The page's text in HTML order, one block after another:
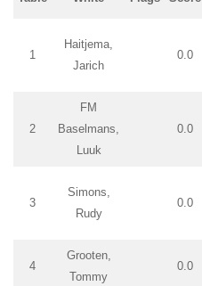
1
Haitjema,
Jarich
0.0
2
FM
Baselmans,
Luuk
0.0
3
Simons,
Rudy
0.0
4
Grooten,
Tommy
0.0